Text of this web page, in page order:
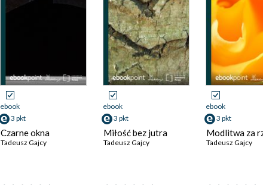
ebook
3 pkt
Czarne okna
Tadeusz Gajcy
ebook
3 pkt
Miłość bez jutra
Tadeusz Gajcy
ebook
3 pkt
Modlitwa za
Tadeusz Gajcy